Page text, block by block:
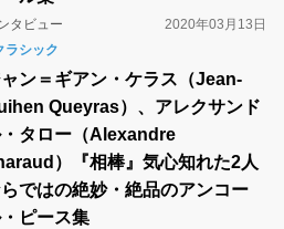
タビュー
2020年03月13日
ラシック
ン＝ギアン・ケラス（Jean-
Queyras）、アレクサンド
タロー（Alexandre
）『相棒』気心知れた2人
ではの絶妙・絶品のアンコー
ピース集